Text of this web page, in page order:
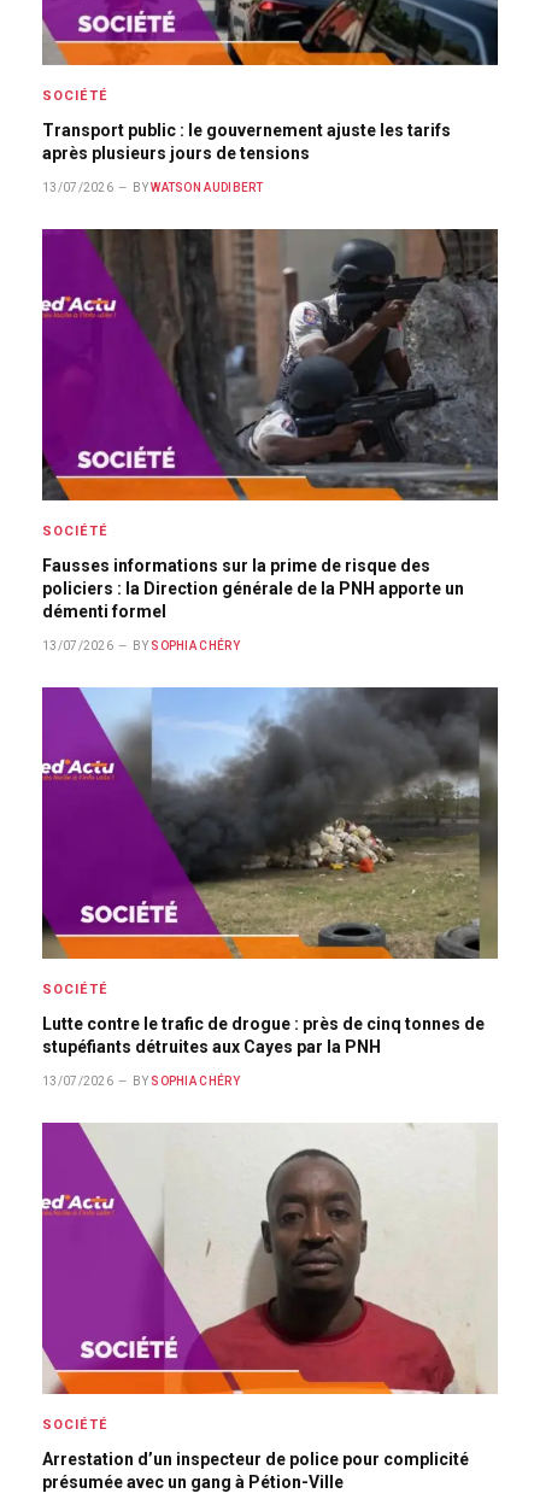
SOCIÉTÉ
Transport public : le gouvernement ajuste les tarifs
après plusieurs jours de tensions
13/07/2026 BY WATSON AUDIBERT
SOCIÉTÉ
Fausses informations sur la prime de risque des
policiers : la Direction générale de la PNH apporte un
démenti formel
13/07/2026 BY SOPHIA CHÉRY
SOCIÉTÉ
Lutte contre le trafic de drogue : près de cinq tonnes de
stupéfiants détruites aux Cayes par la PNH
13/07/2026 BY SOPHIA CHÉRY
SOCIÉTÉ
Arrestation d’un inspecteur de police pour complicité
présumée avec un gang à Pétion-Ville